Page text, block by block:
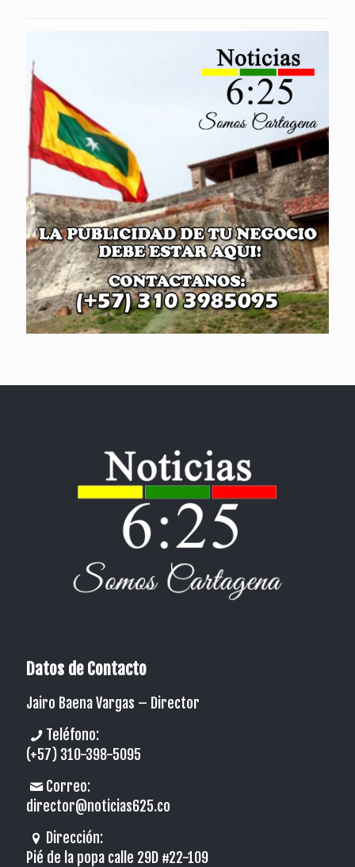
Datos de Contacto
Jairo Baena Vargas – Director
Teléfono:
(+57) 310-398-5095
Correo:
director@noticias625.co
Dirección:
Pié de la popa calle 29D #22-109